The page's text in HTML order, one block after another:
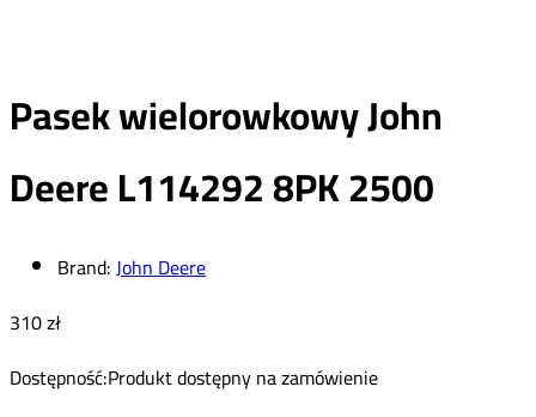
Pasek wielorowkowy John
Deere L114292 8PK 2500
Brand:John Deere
310zł
Dostępność:Produkt dostępny na zamówienie